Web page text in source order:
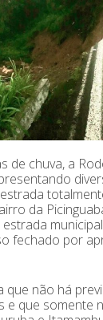
de chuva, a
da
fechado por
que não há
e que somente